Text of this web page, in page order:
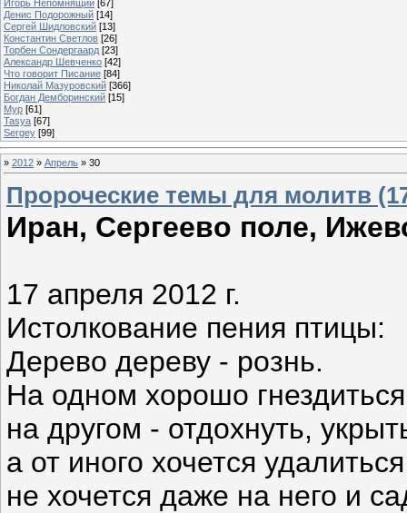
Игорь Непомнящий [67]
Денис Подорожный [14]
Сергей Шидловский [13]
Константин Светлов [26]
Торбен Сондергаард [23]
Александр Шевченко [42]
Что говорит Писание [84]
Николай Мазуровский [366]
Богдан Демборинский [15]
Мур [61]
Tasya [67]
Sergey [99]
» 2012 » Апрель » 30
Пророческие темы для молитв
Иран, Сергеево поле,
17 апреля 2012 г.
Истолкование пения птицы:
Дерево дереву - рознь.
На одном хорошо
на другом - отдохнуть,
а от иного хочется
не хочется даже на него и